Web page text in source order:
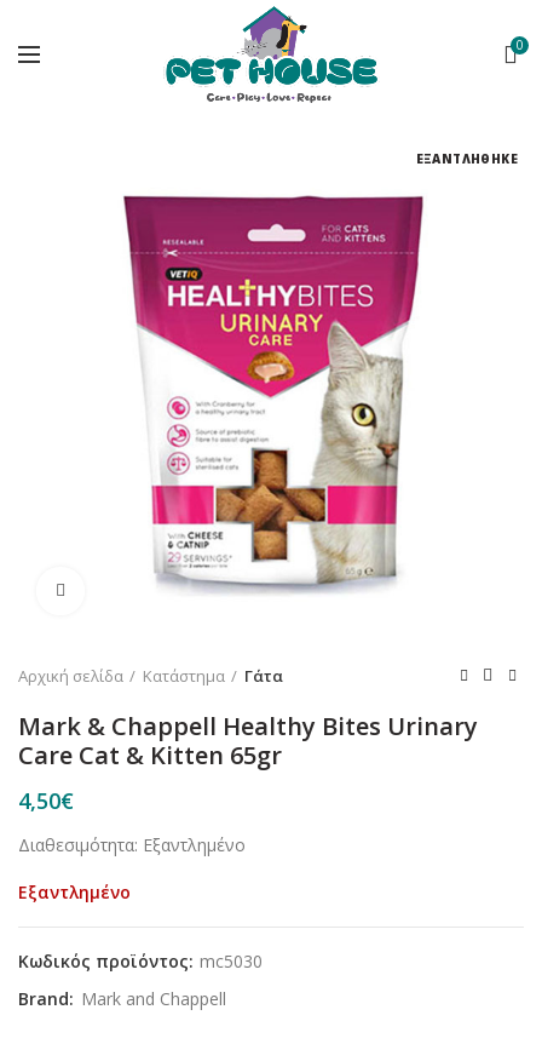
0
ΕΞΑΝΤΛΗΘΗΚΕ
Κλικ για μεγέθυνση
Αρχική σελίδα Κατάστημα Γάτα
Mark & Chappell Healthy Bites Urinary
Care Cat & Kitten 65gr
4,50€
Διαθεσιμότητα: Εξαντλημένο
Εξαντλημένο
Κωδικός προϊόντος: mc5030
Brand: Mark and Chappell